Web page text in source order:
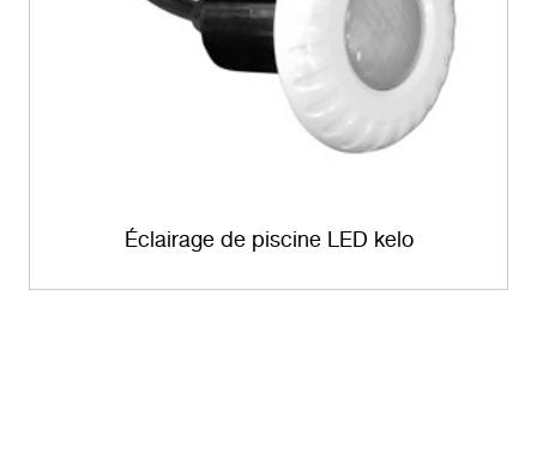
Éclairage de piscine LED kelo